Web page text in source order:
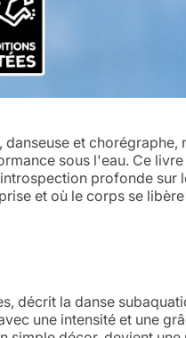
et
sous l'eau. Ce
profonde sur
et où le corps se
décrit la danse
une intensité et une